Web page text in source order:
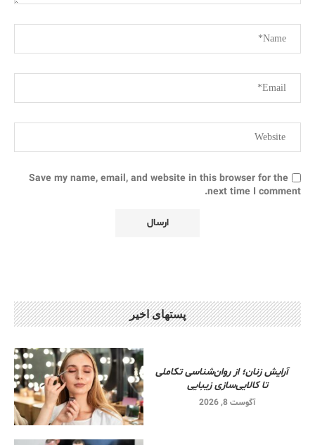
Save my name, email, and website in this browser for the
next time I comment.
پستهای اخیر
آرایش زنان؛ از روان‌شناسی تکاملی
تا کالایی‌سازی زیبایی
آگوست 8, 2026